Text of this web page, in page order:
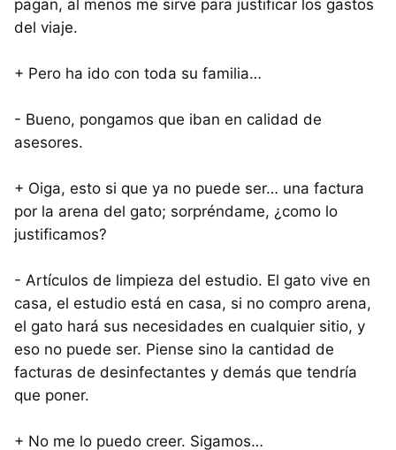
pagan, al menos me sirve para justificar los gastos
del viaje.
+ Pero ha ido con toda su familia…
- Bueno, pongamos que iban en calidad de
asesores.
+ Oiga, esto si que ya no puede ser… una factura
por la arena del gato; sorpréndame, ¿como lo
justificamos?
- Artículos de limpieza del estudio. El gato vive en
casa, el estudio está en casa, si no compro arena,
el gato hará sus necesidades en cualquier sitio, y
eso no puede ser. Piense sino la cantidad de
facturas de desinfectantes y demás que tendría
que poner.
+ No me lo puedo creer. Sigamos…